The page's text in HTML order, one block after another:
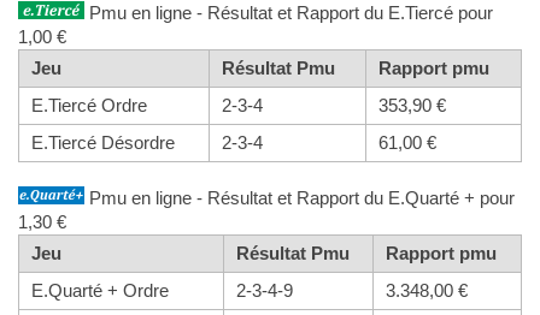
Pmu en ligne - Résultat et Rapport du E.Tiercé pour
1,00 €
Jeu
Résultat Pmu
Rapport pmu
E.Tiercé Ordre
2-3-4
353,90 €
E.Tiercé Désordre
2-3-4 61,00 €
Pmu en ligne - Résultat et Rapport du E.Quarté + pour
1,30 €
Jeu
Résultat Pmu
Rapport pmu
E.Quarté + Ordre
2-3-4-9
3.348,00 €